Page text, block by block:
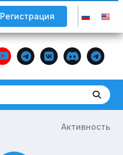
Регистрация
Активность